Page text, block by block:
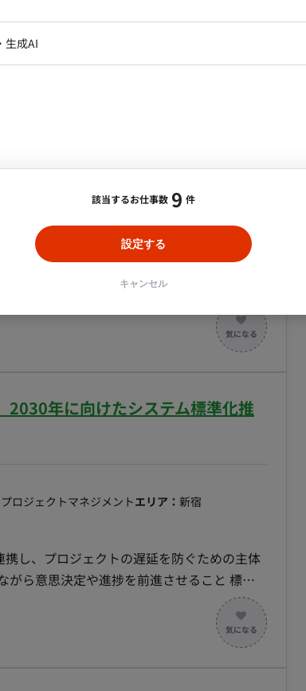
MySQL 等 インフラ： AWS ツー
予定 ・新規事
性に応じてどれかをお任せする予定 直近
的意義の高いサービス • 「作る」と「決め
ンジニアとしての実装工程の両方に携われ
ーザーに届けるスピード感と手触り感を味
、EM等と意見交換ながら動くため、経営
数十億を作るといった高い視座でのビジネ
。具体的には以下業務をお任せします。 -
を設定・モニタリングし、目標達成に向
点から仮説検証。 - ドメイン知識の収集と
内外から収集し、EX/CX向上に繋がるユー
ート/都内】人事・財務・総務系シ
エリア：東京/新整備場最低稼働日数：週5日
クラッチ)で開発したシステム ・財務系：
象あり ・総務系：社員の福利厚生の
のスクラッチ) など、OBIC以外の大
たもの。 ■技術要素 ・
、PHP、C++など ・環境 ：
2030年に向けたシステム標準化推
プロジェクトマネジメントエリア： 新宿
し、プロジェクトの遅延を防ぐための主体
がら意思決定や進捗を前進させること 標準
業務を行っていただきます。 進捗管理、課
ルダー向けの報告書作成および会議資料作成
生成AI
該当するお仕事数 9 件
設定する
キャンセル